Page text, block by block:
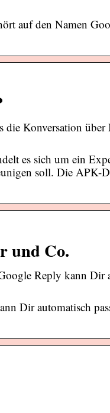
auf den Namen
Konversation über
es sich um ein
soll. Die APK-
und Co.
Reply kann Dir
Dir automatisch